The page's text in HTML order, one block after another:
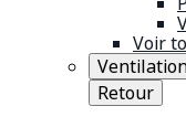
Voir
Retour